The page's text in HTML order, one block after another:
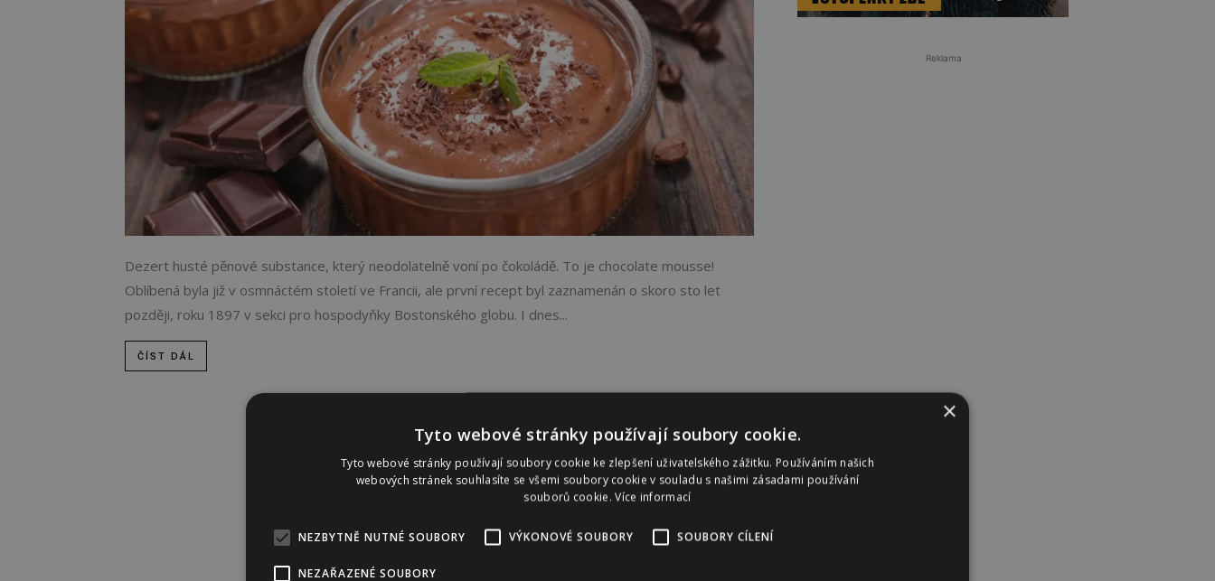
Dezert husté pěnové substance, který neodolatelně voní po čokoládě. To je chocolate mousse!
Oblíbená byla již v osmnáctém století ve Francii, ale první recept byl zaznamenán o skoro sto let
později, roku 1897 v sekci pro hospodyňky Bostonského globu. I dnes...
ČÍST DÁL
Reklama
×
Tyto webové stránky používají soubory cookie.
Tyto webové stránky používají soubory cookie ke zlepšení uživatelského zážitku. Používáním našich
webových stránek souhlasíte se všemi soubory cookie v souladu s našimi zásadami používání
souborů cookie.Více informací
NEZBYTNĚ NUTNÉ SOUBORY VÝKONOVÉ SOUBORY SOUBORY CÍLENÍ
NEZAŘAZENÉ SOUBORY